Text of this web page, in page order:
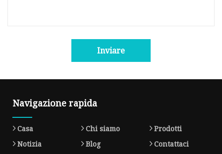
Inviare
Navigazione rapida
Casa Chi siamo
Prodotti
Notizia
Blog
Contattaci